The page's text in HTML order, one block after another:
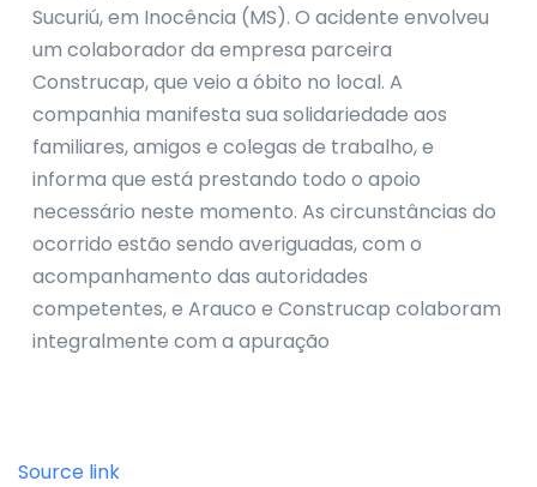
Sucuriú, em Inocência (MS). O acidente envolveu
um colaborador da empresa parceira
Construcap, que veio a óbito no local. A
companhia manifesta sua solidariedade aos
familiares, amigos e colegas de trabalho, e
informa que está prestando todo o apoio
necessário neste momento. As circunstâncias do
ocorrido estão sendo averiguadas, com o
acompanhamento das autoridades
competentes, e Arauco e Construcap colaboram
integralmente com a apuração
Source link